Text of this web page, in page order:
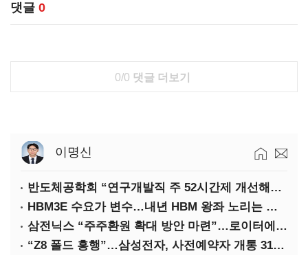
댓글 0
0/0 댓글 더보기
이명신
반도체공학회 “연구개발직 주 52시간제 개선해야”
HBM3E 수요가 변수…내년 HBM 왕좌 노리는 삼성
삼전닉스 “주주환원 확대 방안 마련”…로이터에 성명 보내
“Z8 폴드 흥행”…삼성전자, 사전예약자 개통 31일까지 연장